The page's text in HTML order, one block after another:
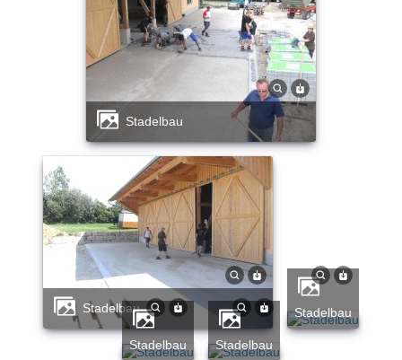
Stadelbau
Stadelbau Stadelbau
Stadelbau Stadelbau